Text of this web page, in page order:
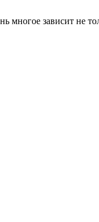
многое зависит не